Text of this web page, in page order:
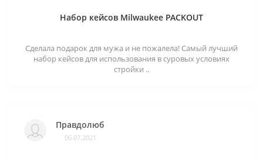
Набор кейсов Milwaukee PACKOUT
Сделала подарок для мужа и не пожалела! Самый лучший
набор кейсов для использования в суровых условиях
стройки ..
Правдолюб
06.07.2021